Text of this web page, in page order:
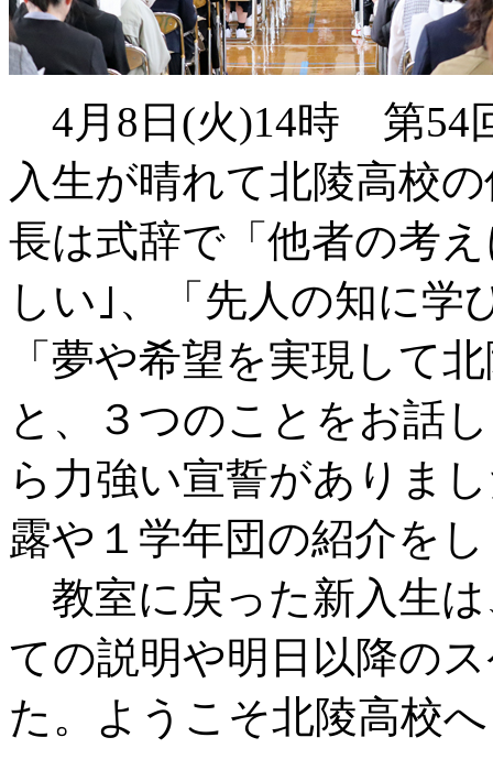
4月8日(火)14時 第54
入生が晴れて北陵高校
長は式辞で「他者の考
しい｣、「先人の知に学
「夢や希望を実現して
と、３つのことをお話
ら力強い宣誓がありま
露や１学年団の紹介を
教室に戻った新入生
ての説明や明日以降の
た。ようこそ北陵高校